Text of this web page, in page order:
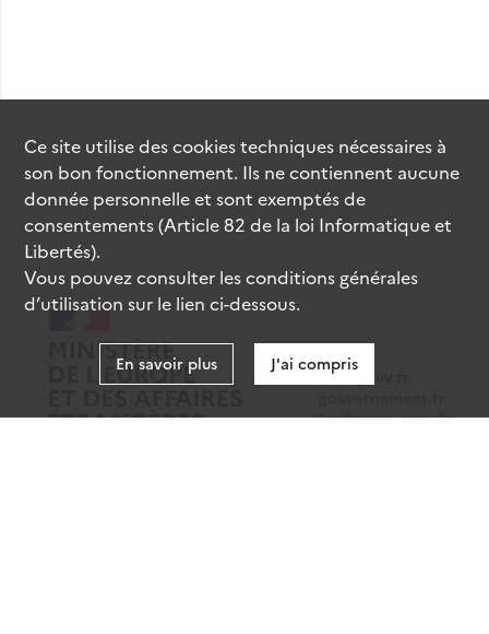
data.gouv.fr
legifrance.gouv.fr
Ce site utilise descookiestechniques nécessaires à
son bon fonctionnement. Ils ne contiennent aucune
donnée personnelle et sont exemptés de
consentements (Article 82 de la loi Informatique et
Libertés).
Vous pouvez consulter les conditions générales
d’utilisation sur le lien ci-dessous.
En savoir plus J'ai compris